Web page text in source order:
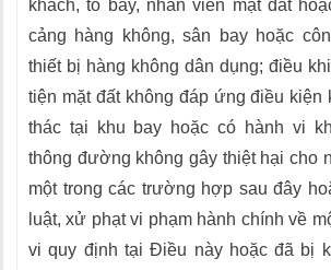
khách, tổ bay, nhân viên mặt đất
cảng hàng không, sân bay hoặc
thiết bị hàng không dân dụng; điều
tiện mặt đất không đáp ứng điều kiện
thác tại khu bay hoặc có hành vi
thông đường không gây thiệt hại cho
một trong các trường hợp sau đây
luật, xử phạt vi phạm hành chính về
vi quy định tại Điều này hoặc đã bị